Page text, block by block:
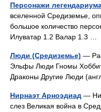
Персонажи
вселенной Средиземье,
большое количество
Илуватар 1.2 Валар 1.3 …
Люди (Средиземье) —
Эльфы Люди Гномы
Драконы Другие Люди
Нирнаэт Арноэдиад —
слез Великая война в